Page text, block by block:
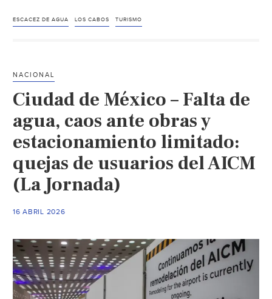
Sur
boom
escasez
de
agua
Los
ESCACEZ DE AGUA LOS CABOS TURISMO
NACIONAL
Ciudad de México – Falta de
agua, caos ante obras y
estacionamiento limitado:
quejas de usuarios del AICM
(La Jornada)
16 ABRIL 2026